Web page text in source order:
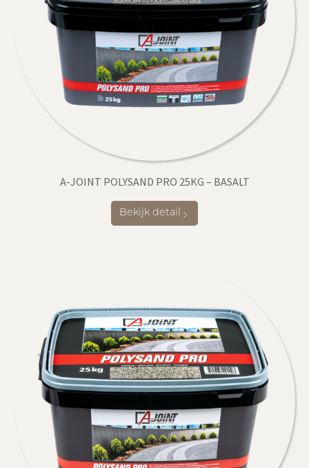
A-JOINT POLYSAND PRO 25KG – BASALT
Bekijk detail